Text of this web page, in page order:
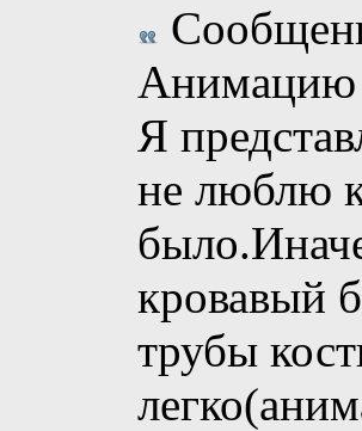
Анимацию
Я
не люблю
кровавый
трубы